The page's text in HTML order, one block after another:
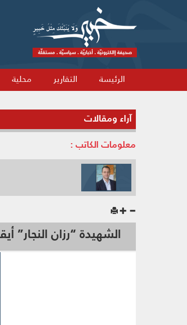
الرئيسة التقارير محلية
آراء ومقالات
معلومات الكاتب :
الشهيدة “رزان النجار”